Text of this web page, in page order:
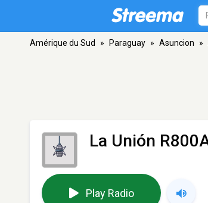
Amérique du Sud » Paraguay » Asuncion »
La Unión
Play Radio